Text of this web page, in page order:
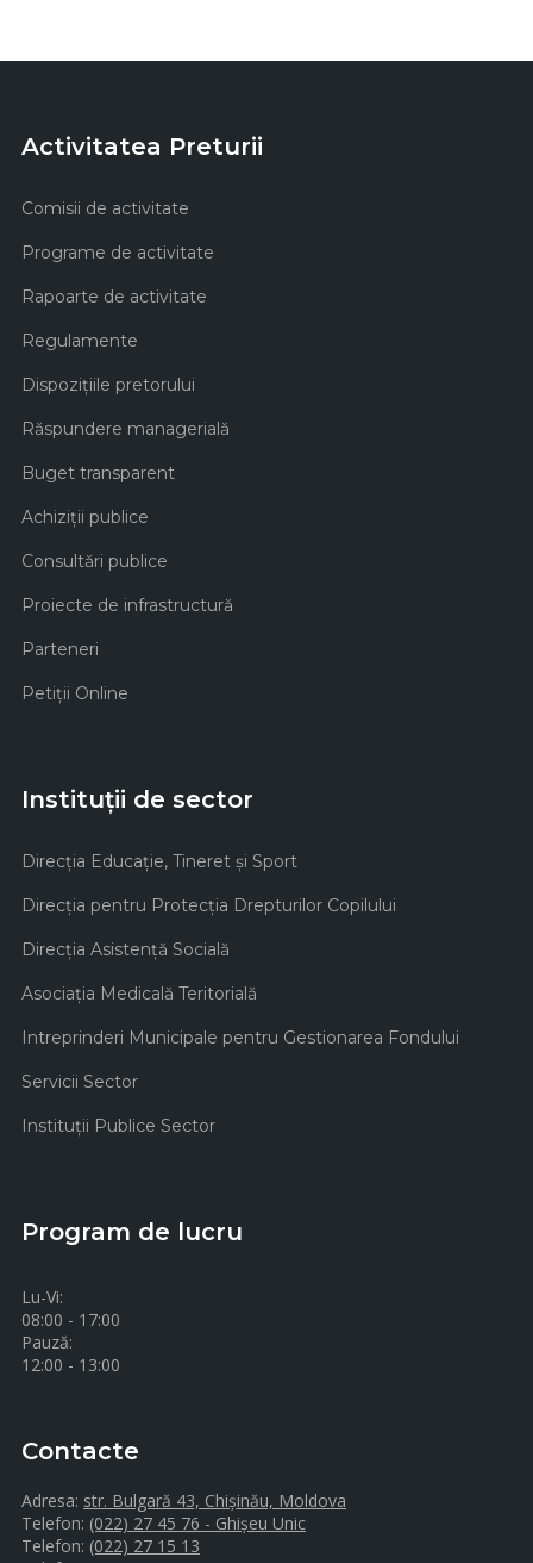
Activitatea Preturii
Comisii de activitate
Programe de activitate
Rapoarte de activitate
Regulamente
Dispozițiile pretorului
Răspundere managerială
Buget transparent
Achiziţii publice
Consultări publice
Proiecte de infrastructură
Parteneri
Petiții Online
Instituții de sector
Direcţia Educaţie, Tineret şi Sport
Direcţia pentru Protecţia Drepturilor Copilului
Direcţia Asistenţă Socială
Asociaţia Medicală Teritorială
Intreprinderi Municipale pentru Gestionarea Fondului
Servicii Sector
Instituţii Publice Sector
Program de lucru
Lu-Vi:
08:00 - 17:00
Pauză:
12:00 - 13:00
Contacte
Adresa: str. Bulgară 43, Chișinău, Moldova
Telefon: (022) 27 45 76 - Ghișeu Unic
Telefon: (022) 27 15 13